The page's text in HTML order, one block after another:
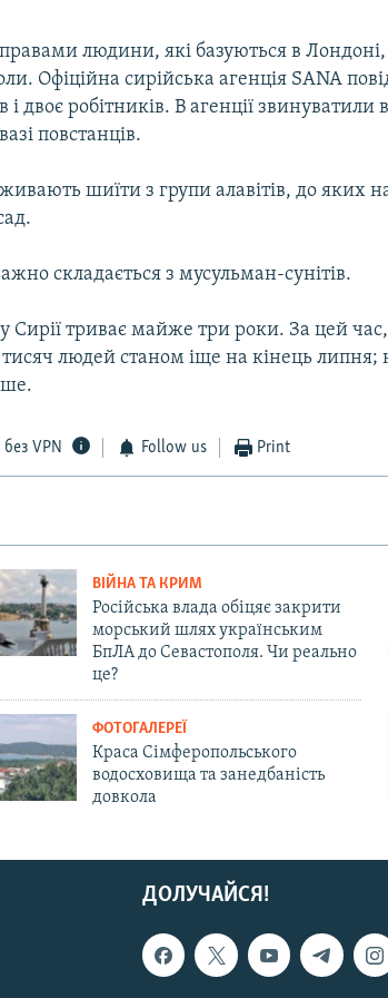
правами людини, які базуються в
Офіційна сирійська агенція SANA
і двоє робітників. В агенції звинуватили
повстанців.
шиїти з групи алавітів, до яких
складається з мусульман-сунітів.
Сирії триває майже три роки. За цей
людей станом іще на кінець липня;
VPN Follow us Print
ВІЙНА ТА КРИМ
Російська влада обіцяє закрити
морський шлях українським
БпЛА до Севастополя. Чи реально
це?
ФОТОГАЛЕРЕЇ
Краса Сімферопольського
водосховища та занедбаність
довкола
ДОЛУЧАЙСЯ!